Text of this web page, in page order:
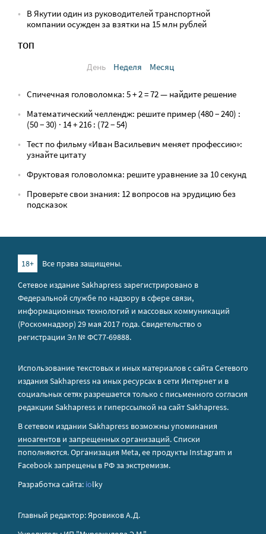
В Якутии один из руководителей транспортной
компании осужден за взятки на 15 млн рублей
ТОП
День
Неделя Месяц
Спичечная головоломка: 5 + 2 = 72 — найдите решение
Математический челлендж: решите пример (480 − 240) :
(50 − 30) · 14 + 216 : (72 − 54)
Тест по фильму «Иван Васильевич меняет профессию»:
узнайте цитату
Фруктовая головоломка: решите уравнение за 10 секунд
Проверьте свои знания: 12 вопросов на эрудицию без
подсказок
18+
Все права защищены.
Сетевое издание Sakhapress зарегистрировано в
Федеральной службе по надзору в сфере связи,
информационных технологий и массовых коммуникаций
(Роскомнадзор) 29 мая 2017 года. Свидетельство о
регистрации Эл № ФС77-69888.
Использование текстовых и иных материалов с сайта Сетевого
издания Sakhapress на иных ресурсах в сети Интернет и в
социальных сетях разрешается только с письменного согласия
редакции Sakhapress и гиперссылкой на сайт Sakhapress.
В сетевом издании Sakhapress возможны упоминания
иноагентов и запрещенных организаций. Списки
пополняются. Организация Metа, ее продукты Instagram и
Facebook запрещены в РФ за экстремизм.
Разработка сайта: iolky
Главный редактор: Яровиков А.Д.